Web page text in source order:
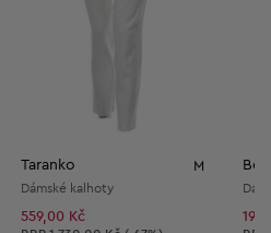
Taranko M
Dámské kalhoty
559,00 Kč